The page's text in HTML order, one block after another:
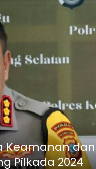
Keamanan dan
Pilkada 2024